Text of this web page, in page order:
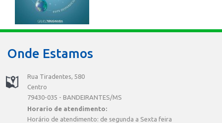
Onde Estamos
Rua Tiradentes, 580
Centro
79430-035 - BANDEIRANTES/MS
Horario de atendimento:
Horário de atendimento: de segunda a Sexta feira